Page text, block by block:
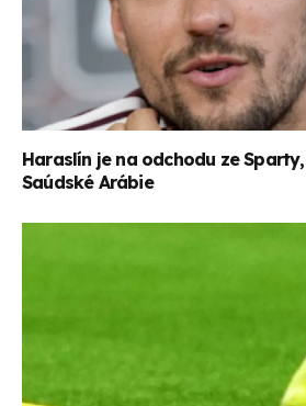
Haraslín je na odchodu ze
Saúdské Arábie